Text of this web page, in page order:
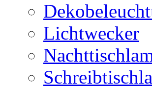
Lichtwecker